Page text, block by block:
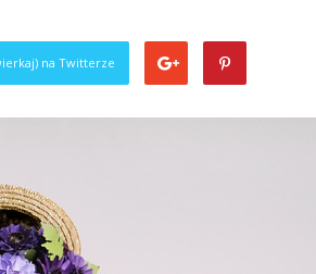
na Twitterze